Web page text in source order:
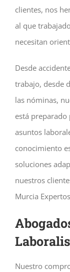
clientes, nos
al que
necesitan
Desde
trabajo, desde
las nóminas,
está
asuntos
conocimiento
soluciones
nuestros
Murcia
Nuestro